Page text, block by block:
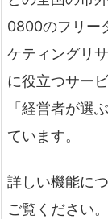
0800のフリー
ケティングリ
に役立つサー
「経営者が選
ています。
詳しい機能に
ご覧ください。